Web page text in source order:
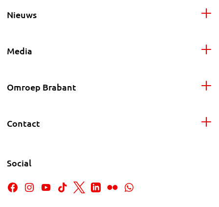
Nieuws
Media
Omroep Brabant
Contact
Social